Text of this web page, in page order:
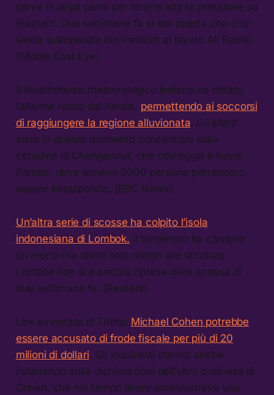
serve in larga parte per tenere alta la pressione su
Rouhani. Due settimane fa si era aperta una crisi
simile sull’operato del ministro al lavoro Ali Rabiei.
(Middle East Eye)
Il dipartimento meteorologico indiano ha ritirato
l’allarme rosso dal Kerala, permettendo ai soccorsi
di raggiungere la regione alluvionata. Gli sforzi
sono in questo momento concentrati sulla
cittadina di Chengannur, che costeggia il fiume
Pamba, dove almeno 5000 persone potrebbero
essere intrappolate. (BBC News)
Un’altra serie di scosse ha colpito l’isola
indonesiana di Lombok. Il terremoto ha causato
un morto ma danni solo minori alle strutture.
Lombok non si è ancora ripresa dalla scossa di
due settimane fa. (Reuters)
L’ex avvocato di Trump Michael Cohen potrebbe
essere accusato di frode fiscale per più di 20
milioni di dollari. Gli inquirenti stanno anche
indagando sulle dichiarazioni dell’altro business di
Cohen, che nel tempo libero amministrava una